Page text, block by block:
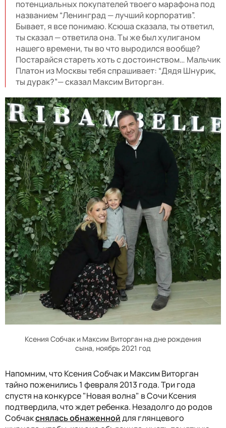
потенциальных покупателей твоего марафона под
названием “Ленинград — лучший корпоратив”.
Бывает, я все понимаю. Ксюша сказала, ты ответил,
ты сказал — ответила она. Ты же был хулиганом
нашего времени, ты во что выродился вообще?
Постарайся стареть хоть с достоинством… Мальчик
Платон из Москвы тебя спрашивает: “Дядя Шнурик,
ты дурак?”— сказал Максим Виторган.
Ксения Собчак и Максим Виторган на дне рождения
сына, ноябрь 2021 год
Напомним, что Ксения Собчак и Максим Виторган
тайно поженились 1 февраля 2013 года. Три года
спустя на конкурсе "Новая волна" в Сочи Ксения
подтвердила, что ждет ребенка. Незадолго до родов
Собчакснялась обнаженнойдля глянцевого